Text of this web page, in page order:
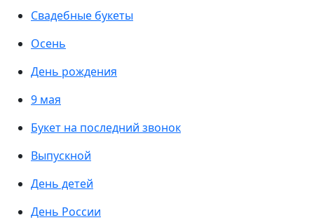
Свадебные букеты
Осень
День рождения
9 мая
Букет на последний звонок
Выпускной
День детей
День России